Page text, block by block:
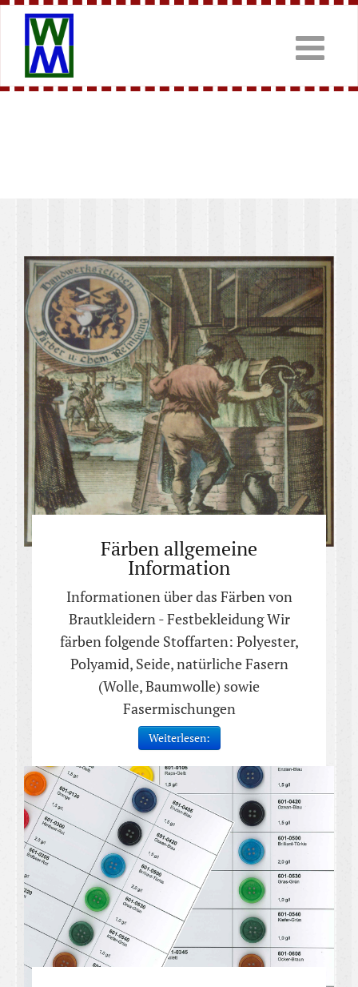
Färben allgemeine
Information
Informationen über das Färben von
Brautkleidern - Festbekleidung Wir
färben folgende Stoffarten: Polyester,
Polyamid, Seide, natürliche Fasern
(Wolle, Baumwolle) sowie
Fasermischungen
Weiterlesen: